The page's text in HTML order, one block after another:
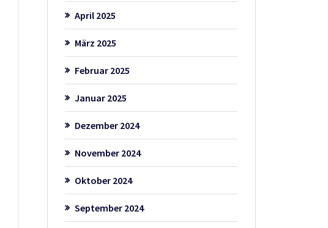
April 2025
März 2025
Februar 2025
Januar 2025
Dezember 2024
November 2024
Oktober 2024
September 2024